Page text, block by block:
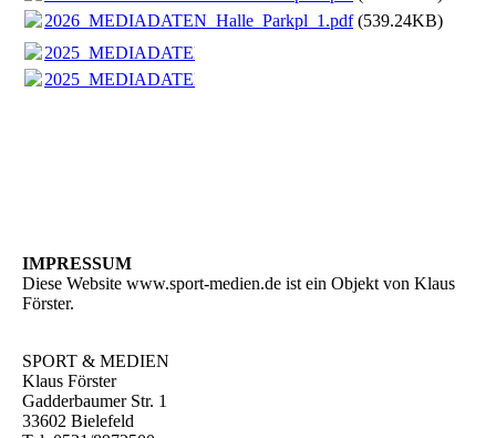
2026_MEDIADATEN_Halle_Parkpl_1.pdf(539.24KB)
2025_MEDIADATEN_Stieghorst.pdf
2025_MEDIADATEN_Stieghorst.pdf
IMPRESSUM
Diese Website www.sport-medien.de ist ein Objekt von Klaus
Förster.
SPORT & MEDIEN
Klaus Förster
Gadderbaumer Str. 1
33602 Bielefeld